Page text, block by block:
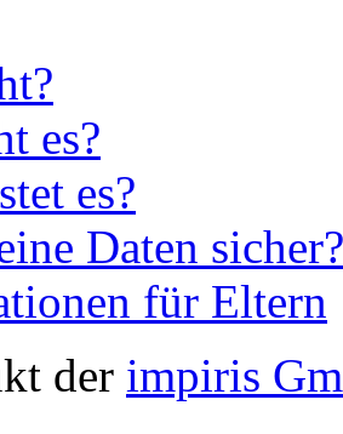
es?
es?
Daten sicher?
für Eltern
der impiris